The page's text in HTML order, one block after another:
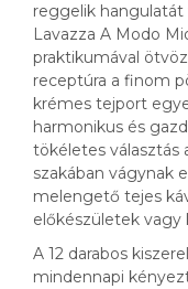
reggelik hangulatát
Lavazza A Modo
praktikumával
receptúra a finom
krémes tejport
harmonikus és
tökéletes választás
szakában vágynak
melengető tejes
előkészületek vagy
A 12 darabos
mindennapi